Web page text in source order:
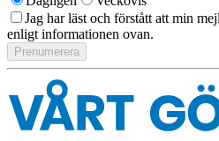
Jag har läst och förstått att min
enligt informationen ovan.